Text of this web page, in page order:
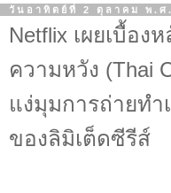
วันอาทิตย์ที่ 2 ตุลาคม พ.ศ
Netflix เผยเบื้อง
ความหวัง (Thai
แง่มุมการถ่ายท
ของลิมิเต็ดซีรีส์